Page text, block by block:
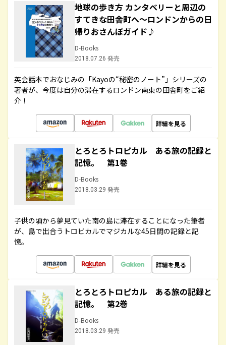
地球の歩き方 カンタベリーと周辺の
すてきな田舎町へ～ロンドンからの日
帰りおさんぽガイド♪
D-Books
2018.07.26 発売
英会話本でおなじみの「Kayoの“秘密のノート”」シリーズの
著者が、今度は自分の滞在するロンドン南東の田舎町をご紹
介！
詳細を見る
とろとろトロピカル ある旅の記録と
記憶。 第1巻
D-Books
2018.03.29 発売
子供の頃から夢見ていた南の島に滞在することになった筆者
が、島で出合うトロピカルでマジカルな45日間の記録と記
憶。
詳細を見る
とろとろトロピカル ある旅の記録と
記憶。 第2巻
D-Books
2018.03.29 発売